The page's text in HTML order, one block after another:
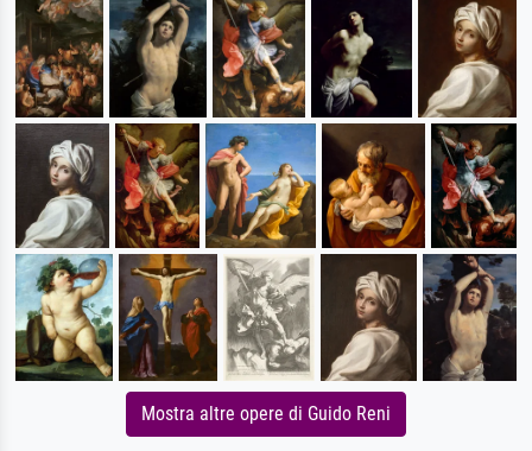
Mostra altre opere di Guido Reni